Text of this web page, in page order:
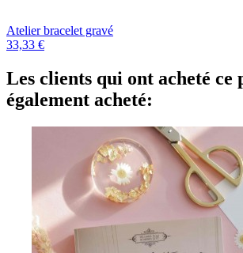
Atelier bracelet gravé
33,33 €
Les clients qui ont acheté
également acheté: